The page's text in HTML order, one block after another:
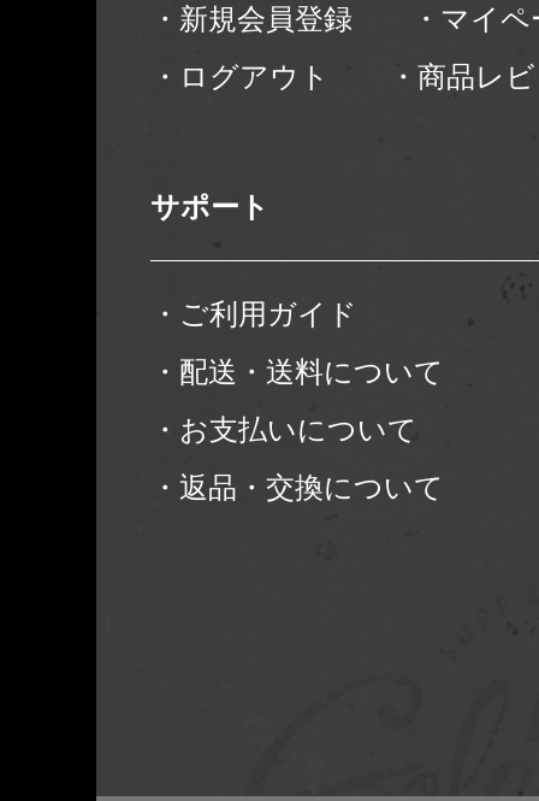
・新規会員登録
・マイ
・ログアウト
・商品レ
サポート
・ご利用ガイド
・配送・送料について
・お支払いについて
・返品・交換について